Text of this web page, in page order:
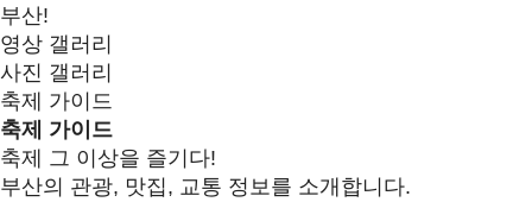
부산!
영상 갤러리
사진 갤러리
축제 가이드
축제 가이드
축제 그 이상을 즐기다!
부산의 관광, 맛집, 교통 정보를 소개합니다.